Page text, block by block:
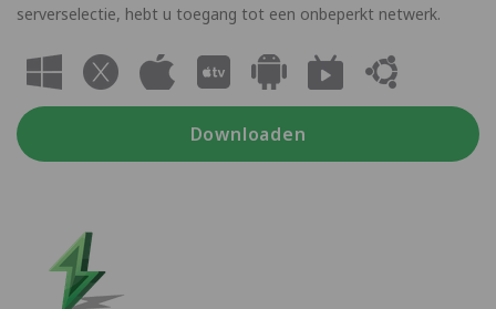
serverselectie, hebt u toegang tot een onbeperkt netwerk.
Downloaden